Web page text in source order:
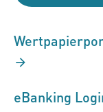
eBanking